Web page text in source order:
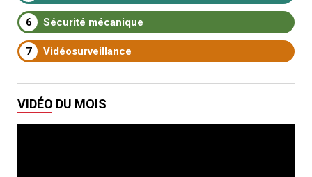
6 Sécurité mécanique
7 Vidéosurveillance
VIDÉO DU MOIS